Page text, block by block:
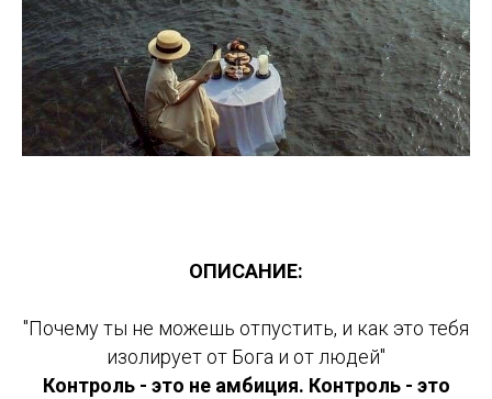
ОПИСАНИЕ:
"Почему ты не можешь отпустить, и как это тебя
изолирует от Бога и от людей"
Контроль - это не амбиция. Контроль - это